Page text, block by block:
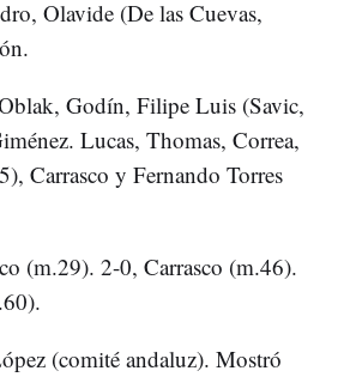
Olavide (De las Cuevas,
Godín, Filipe Luis (Savic,
Lucas, Thomas, Correa,
Carrasco y Fernando Torres
(m.29). 2-0, Carrasco (m.46).
(comité andaluz). Mostró